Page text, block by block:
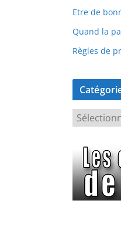
Etre de
Quand la
Règles de
é
g
o
r